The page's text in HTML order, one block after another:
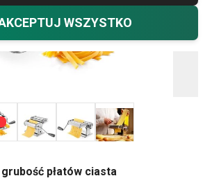
WSZYSTKO
płatów ciasta